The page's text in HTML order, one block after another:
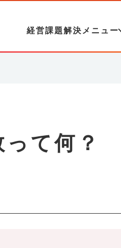
経営課題解決メニュー
て何？